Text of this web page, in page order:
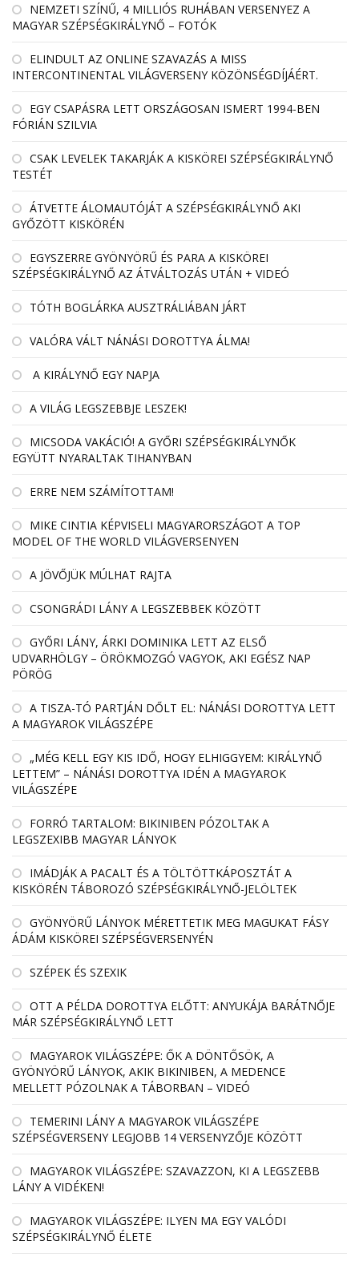
NEMZETI SZÍNŰ, 4 MILLIÓS RUHÁBAN VERSENYEZ A
MAGYAR SZÉPSÉGKIRÁLYNŐ – FOTÓK
ELINDULT AZ ONLINE SZAVAZÁS A MISS
INTERCONTINENTAL VILÁGVERSENY KÖZÖNSÉGDÍJÁÉRT.
EGY CSAPÁSRA LETT ORSZÁGOSAN ISMERT 1994-BEN
FÓRIÁN SZILVIA
CSAK LEVELEK TAKARJÁK A KISKÖREI SZÉPSÉGKIRÁLYNŐ
TESTÉT
ÁTVETTE ÁLOMAUTÓJÁT A SZÉPSÉGKIRÁLYNŐ AKI
GYŐZÖTT KISKÖRÉN
EGYSZERRE GYÖNYÖRŰ ÉS PARA A KISKÖREI
SZÉPSÉGKIRÁLYNŐ AZ ÁTVÁLTOZÁS UTÁN + VIDEÓ
TÓTH BOGLÁRKA AUSZTRÁLIÁBAN JÁRT
VALÓRA VÁLT NÁNÁSI DOROTTYA ÁLMA!
A KIRÁLYNŐ EGY NAPJA
A VILÁG LEGSZEBBJE LESZEK!
MICSODA VAKÁCIÓ! A GYŐRI SZÉPSÉGKIRÁLYNŐK
EGYÜTT NYARALTAK TIHANYBAN
ERRE NEM SZÁMÍTOTTAM!
MIKE CINTIA KÉPVISELI MAGYARORSZÁGOT A TOP
MODEL OF THE WORLD VILÁGVERSENYEN
A JÖVŐJÜK MÚLHAT RAJTA
CSONGRÁDI LÁNY A LEGSZEBBEK KÖZÖTT
GYŐRI LÁNY, ÁRKI DOMINIKA LETT AZ ELSŐ
UDVARHÖLGY – ÖRÖKMOZGÓ VAGYOK, AKI EGÉSZ NAP
PÖRÖG
A TISZA-TÓ PARTJÁN DŐLT EL: NÁNÁSI DOROTTYA LETT
A MAGYAROK VILÁGSZÉPE
„MÉG KELL EGY KIS IDŐ, HOGY ELHIGGYEM: KIRÁLYNŐ
LETTEM” – NÁNÁSI DOROTTYA IDÉN A MAGYAROK
VILÁGSZÉPE
FORRÓ TARTALOM: BIKINIBEN PÓZOLTAK A
LEGSZEXIBB MAGYAR LÁNYOK
IMÁDJÁK A PACALT ÉS A TÖLTÖTTKÁPOSZTÁT A
KISKÖRÉN TÁBOROZÓ SZÉPSÉGKIRÁLYNŐ-JELÖLTEK
GYÖNYÖRŰ LÁNYOK MÉRETTETIK MEG MAGUKAT FÁSY
ÁDÁM KISKÖREI SZÉPSÉGVERSENYÉN
SZÉPEK ÉS SZEXIK
OTT A PÉLDA DOROTTYA ELŐTT: ANYUKÁJA BARÁTNŐJE
MÁR SZÉPSÉGKIRÁLYNŐ LETT
MAGYAROK VILÁGSZÉPE: ŐK A DÖNTŐSÖK, A
GYÖNYÖRŰ LÁNYOK, AKIK BIKINIBEN, A MEDENCE
MELLETT PÓZOLNAK A TÁBORBAN – VIDEÓ
TEMERINI LÁNY A MAGYAROK VILÁGSZÉPE
SZÉPSÉGVERSENY LEGJOBB 14 VERSENYZŐJE KÖZÖTT
MAGYAROK VILÁGSZÉPE: SZAVAZZON, KI A LEGSZEBB
LÁNY A VIDÉKEN!
MAGYAROK VILÁGSZÉPE: ILYEN MA EGY VALÓDI
SZÉPSÉGKIRÁLYNŐ ÉLETE